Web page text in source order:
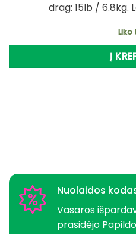
drag: 15lb / 6.8kg.
Liko
Į
Nuolaidos
Vasaros
prasidėjo